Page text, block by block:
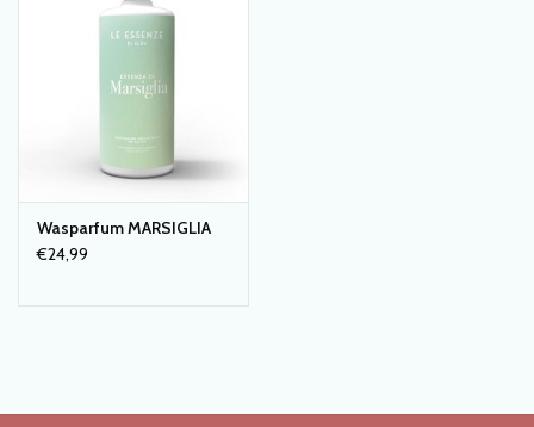
Wasparfum MARSIGLIA
€24,99